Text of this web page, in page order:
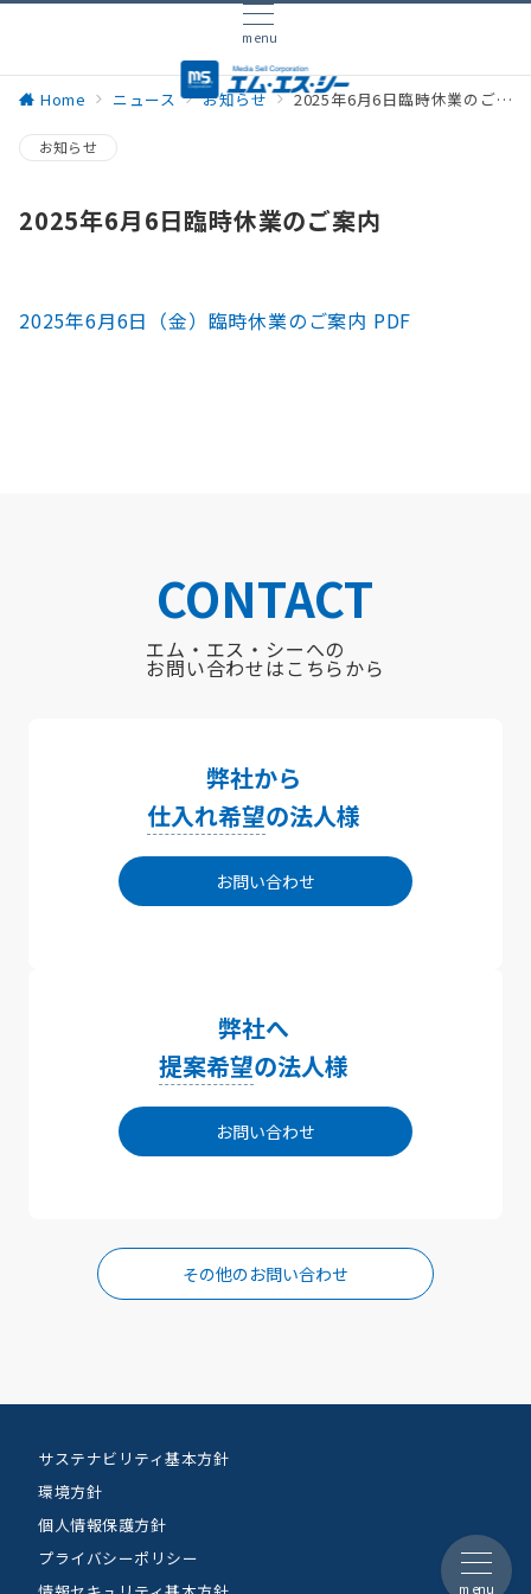
menu
Home ニュース お知らせ 2025年6月6日臨時休業のご案内
お知らせ
2025年6月6日臨時休業のご案内
2025年6月6日（金）臨時休業のご案内 PDF
CONTACT
エム・エス・シーへの
お問い合わせはこちらから
弊社から
仕入れ希望の法人様
お問い合わせ
弊社へ
提案希望の法人様
お問い合わせ
その他のお問い合わせ
サステナビリティ基本方針
環境方針
個人情報保護方針
プライバシーポリシー
menu